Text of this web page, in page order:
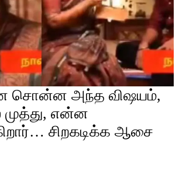
சொன்ன அந்த விஷயம்,
முத்து, என்ன
சிறகடிக்க ஆசை